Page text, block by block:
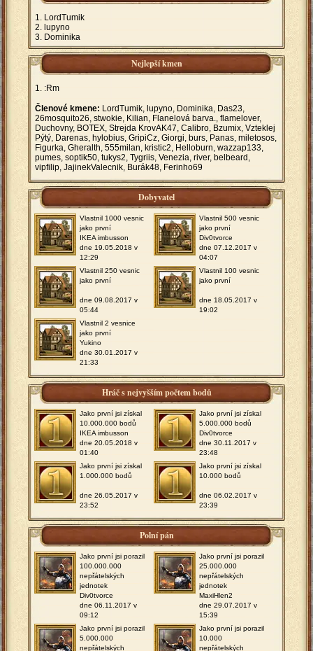
LordTumik
lupyno
Dominika
Nejlepší kmen
:Rm
Členové kmene: LordTumik, lupyno, Dominika, Das23,
26mosquito26, stwokie, Kilian, Flanelová barva., flamelover,
Duchovny, BOTEX, Strejda KrovAK47, Calibro, Bzumix, Vzteklej
Pýtý, Darenas, hylobius, GripiCz, Giorgi, burs, Panas, miletosos,
Figurka, Gheralth, 555milan, kristic2, Helloburn, wazzap133,
pumes, soptik50, tukys2, Tygriis, Venezia, river, belbeard,
vipfilip, JajinekValecnik, Burák48, Ferinho69
Dobyvatel
Vlastnil 1000 vesnic
jako první
IKEA imbusson
dne 19.05.2018 v
12:29
Vlastnil 500 vesnic
jako první
Div0tvorce
dne 07.12.2017 v
04:07
Vlastnil 250 vesnic
jako první
dne 09.08.2017 v
05:44
Vlastnil 100 vesnic
jako první
dne 18.05.2017 v
19:02
Vlastnil 2 vesnice
jako první
Yukino
dne 30.01.2017 v
21:33
Hráč s nejvyšším počtem bodů
Jako první jsi získal
10.000.000 bodů
IKEA imbusson
dne 20.05.2018 v
01:40
Jako první jsi získal
5.000.000 bodů
Div0tvorce
dne 30.11.2017 v
23:48
Jako první jsi získal
1.000.000 bodů
dne 26.05.2017 v
23:52
Jako první jsi získal
10.000 bodů
dne 06.02.2017 v
23:39
Polní pán
Jako první jsi porazil
100.000.000
nepřátelských
jednotek
Div0tvorce
dne 06.11.2017 v
09:12
Jako první jsi porazil
25.000.000
nepřátelských
jednotek
MaxiHlen2
dne 29.07.2017 v
15:39
Jako první jsi porazil
5.000.000
nepřátelských
Jako první jsi porazil
10.000
nepřátelských